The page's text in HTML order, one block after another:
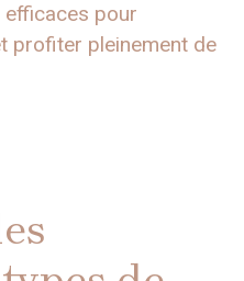
efficaces pour
profiter pleinement de